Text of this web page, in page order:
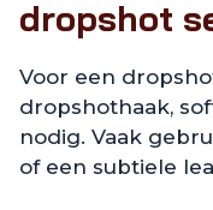
dropshot
Voor een
dropshothaak,
nodig. Vaak
of een subtiele